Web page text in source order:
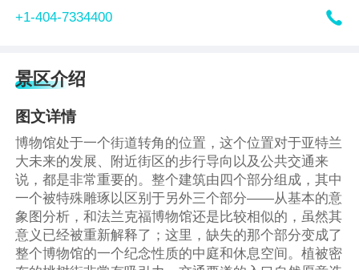
+1-404-7334400 
景区介绍
图文详情
博物馆处于一个街道转角的位置，这个位置对于亚特兰
大未来的发展、附近街区的步行导向以及公共交通来
说，都是非常重要的。整个建筑由四个部分组成，其中
一个被特殊雕琢以区别于另外三个部分——从基本的意
象图分析，和法兰克福博物馆还是比较相似的，虽然其
意义已经被重新解释了；这里，缺失的那个部分变成了
整个博物馆的一个纪念性质的中庭和休息空间。植被密